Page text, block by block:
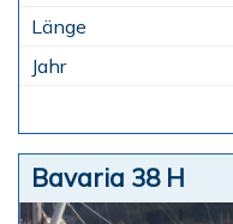
Bavaria 38 H